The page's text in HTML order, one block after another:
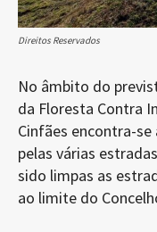
Direitos Reservados
No âmbito do
da Floresta Contra
Cinfães encontra-
pelas várias
sido limpas as
ao limite do